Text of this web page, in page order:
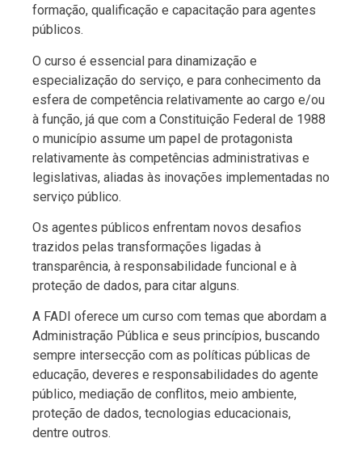
formação, qualificação e capacitação para agentes
públicos.
O curso é essencial para dinamização e
especialização do serviço, e para conhecimento da
esfera de competência relativamente ao cargo e/ou
à função, já que com a Constituição Federal de 1988
o município assume um papel de protagonista
relativamente às competências administrativas e
legislativas, aliadas às inovações implementadas no
serviço público.
Os agentes públicos enfrentam novos desafios
trazidos pelas transformações ligadas à
transparência, à responsabilidade funcional e à
proteção de dados, para citar alguns.
A FADI oferece um curso com temas que abordam a
Administração Pública e seus princípios, buscando
sempre intersecção com as políticas públicas de
educação, deveres e responsabilidades do agente
público, mediação de conflitos, meio ambiente,
proteção de dados, tecnologias educacionais,
dentre outros.